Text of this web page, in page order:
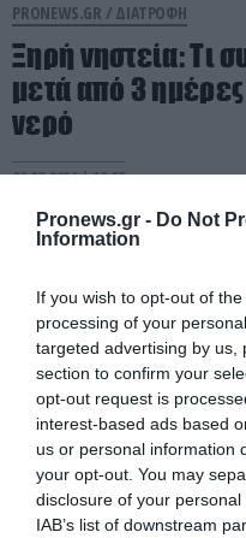
Pronews.gr - Do Not
Information
If you wish to opt-out of
processing of your
targeted advertising by us,
section to confirm your
opt-out request is
interest-based ads based
us or personal information
your opt-out. You may
disclosure of your
IAB’s list of downstream
PRONEWS.GR / ΔΙΑΤΡΟΦΗ
Ξηρή νηστεία: Τι
μετά από 3
νερό
06.08.2026 | 10:55
PRONEWS.GR /ΔΙΑΤΡΟΦΗ